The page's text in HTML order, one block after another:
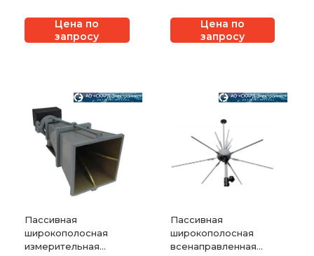
Цена по
запросу
П6-130Цена по
запросу
Пассивная
широкополосная
измерительная
Пассивная
широкополосная
всенаправленная